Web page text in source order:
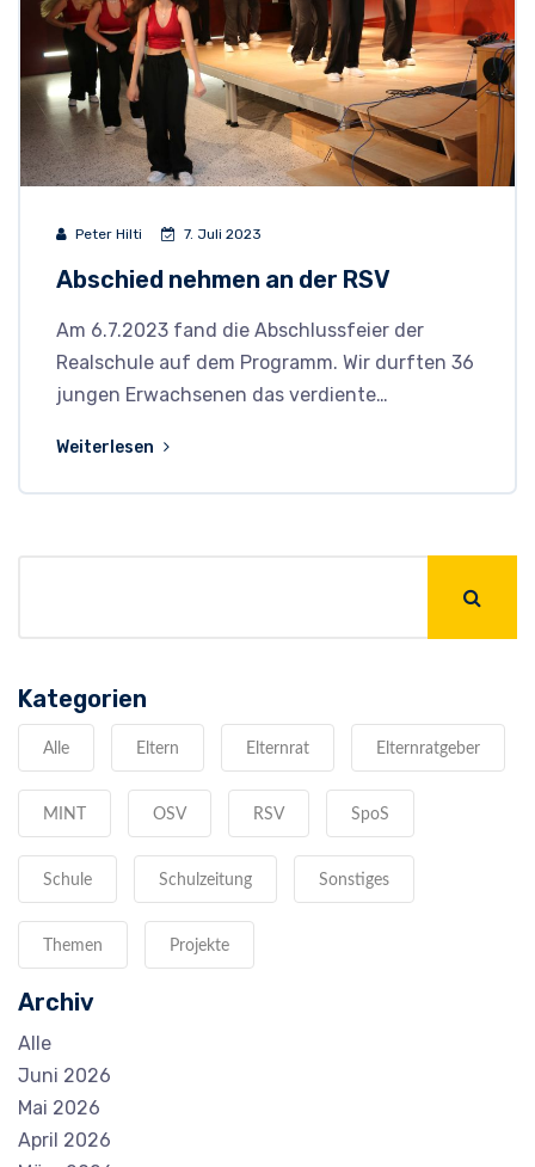
Peter Hilti 7. Juli 2023
Abschied nehmen an der RSV
Am 6.7.2023 fand die Abschlussfeier der
Realschule auf dem Programm. Wir durften 36
jungen Erwachsenen das verdiente…
Weiterlesen
Kategorien
Alle Eltern Elternrat Elternratgeber
MINT OSV RSV SpoS
Schule Schulzeitung Sonstiges
Themen Projekte
Archiv
Alle
Juni 2026
Mai 2026
April 2026